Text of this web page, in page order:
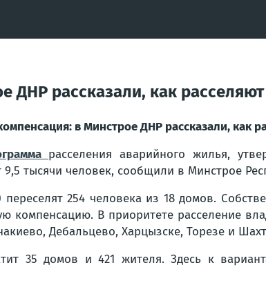
ДНР рассказали, как
в Минстрое ДНР рассказали, как
расселения аварийного жилья,
тысячи человек, сообщили в Минстрое
переселят 254 человека из 18 домов.
компенсацию. В приоритете расселение
Дебальцево, Харцызске, Торезе и
35 домов и 421 жителя. Здесь к